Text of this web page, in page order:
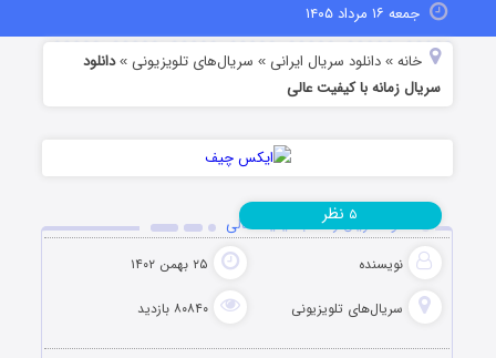
جمعه ۱۶ مرداد ۱۴۰۵
خانه »دانلود سریال ایرانی » سریال‌های تلویزیونی »دانلود
سریال زمانه با کیفیت عالی
دانلود سریال زمانه با کیفیت عالی
نویسنده ۲۵ بهمن ۱۴۰۲
سریال‌های تلویزیونی ۸۰۸۴۰ بازدید
۵ نظر